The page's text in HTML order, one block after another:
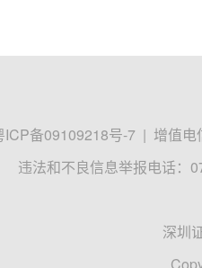
6%逆势拉升至涨超4%，个
涨停潮